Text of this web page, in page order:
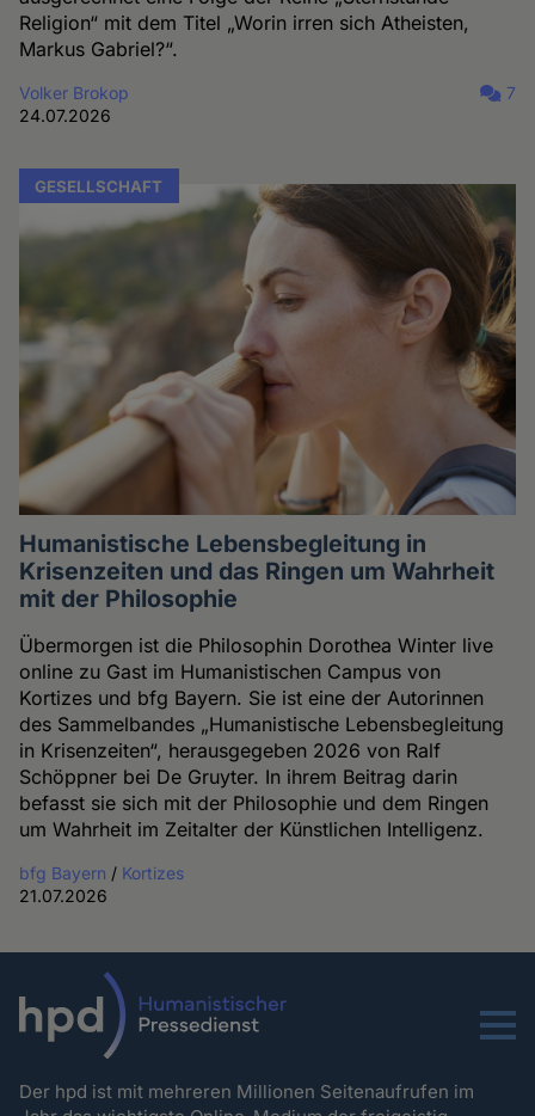
Religion“ mit dem Titel „Worin irren sich Atheisten,
Markus Gabriel?“.
Volker Brokop
24.07.2026
7
GESELLSCHAFT
Humanistische Lebensbegleitung in
Krisenzeiten und das Ringen um Wahrheit
mit der Philosophie
Übermorgen ist die Philosophin Dorothea Winter live
online zu Gast im Humanistischen Campus von
Kortizes und bfg Bayern. Sie ist eine der Autorinnen
des Sammelbandes „Humanistische Lebensbegleitung
in Krisenzeiten“, herausgegeben 2026 von Ralf
Schöppner bei De Gruyter. In ihrem Beitrag darin
befasst sie sich mit der Philosophie und dem Ringen
um Wahrheit im Zeitalter der Künstlichen Intelligenz.
bfg Bayern / Kortizes
21.07.2026
Menu
Der hpd ist mit mehreren Millionen Seitenaufrufen im